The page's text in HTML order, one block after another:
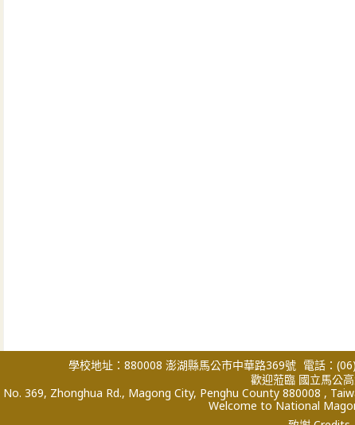
學校地址：880008 澎湖縣馬公市中華路369號 電話：
歡迎蒞臨 國立馬公
No. 369, Zhonghua Rd., Magong City, Penghu County 880008 ,
Welcome to National